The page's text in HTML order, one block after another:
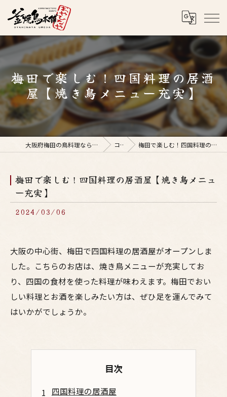
梅田で楽しむ！四国料理の居酒
屋【焼き鳥メニュー充実】
大阪府梅田の鳥料理なら釜焼鳥本舗おやひなや 梅田店 コラム 梅田で楽しむ！四国料理の居酒屋【焼き鳥メニュー充実】
梅田で楽しむ！四国料理の居酒屋【焼き鳥メニュ
ー充実】
2024/03/06
大阪の中心街、梅田で四国料理の居酒屋がオープンしま
した。こちらのお店は、焼き鳥メニューが充実してお
り、四国の食材を使った料理が味わえます。梅田でおい
しい料理とお酒を楽しみたい方は、ぜひ足を運んでみて
はいかがでしょうか。
目次
四国料理の居酒屋